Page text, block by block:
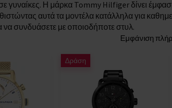
γυναίκες. Η μάρκα Tommy Hilfiger δίνει
αυτά τα μοντέλα κατάλληλα για
να συνδυάσετε με οποιοδήποτε στυλ.
Εμφάνιση
Δράση